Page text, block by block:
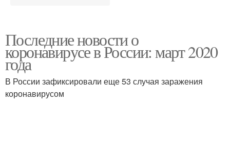
Последние новости о
коронавирусе в России: март 2020
года
В России зафиксировали еще 53 случая заражения
коронавирусом